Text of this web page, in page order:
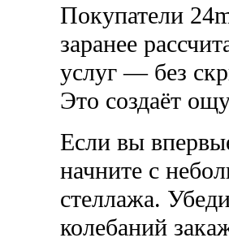
Покупатели
заранее
услуг — без
Это создаёт
Если вы
начните с
стеллажа.
колебаний